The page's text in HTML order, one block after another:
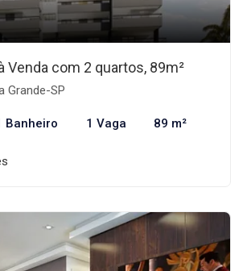
Venda com 2 quartos, 89m²
Grande-SP
Banheiro 1 Vaga 89 m²